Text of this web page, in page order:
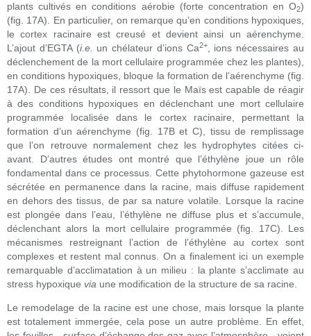
plants cultivés en conditions aérobie (forte concentration en O2)
(fig. 17A). En particulier, on remarque qu’en conditions hypoxiques,
le cortex racinaire est creusé et devient ainsi un aérenchyme.
L’ajout d’EGTA (i.e. un chélateur d’ions Ca2+, ions nécessaires au
déclenchement de la mort cellulaire programmée chez les plantes),
en conditions hypoxiques, bloque la formation de l’aérenchyme (fig.
17A). De ces résultats, il ressort que le Maïs est capable de réagir
à des conditions hypoxiques en déclenchant une mort cellulaire
programmée localisée dans le cortex racinaire, permettant la
formation d’un aérenchyme (fig. 17B et C), tissu de remplissage
que l’on retrouve normalement chez les hydrophytes citées ci-
avant. D’autres études ont montré que l’éthylène joue un rôle
fondamental dans ce processus. Cette phytohormone gazeuse est
sécrétée en permanence dans la racine, mais diffuse rapidement
en dehors des tissus, de par sa nature volatile. Lorsque la racine
est plongée dans l’eau, l’éthylène ne diffuse plus et s’accumule,
déclenchant alors la mort cellulaire programmée (fig. 17C). Les
mécanismes restreignant l’action de l’éthylène au cortex sont
complexes et restent mal connus. On a finalement ici un exemple
remarquable d’acclimatation à un milieu : la plante s’acclimate au
stress hypoxique via une modification de la structure de sa racine.
Le remodelage de la racine est une chose, mais lorsque la plante
est totalement immergée, cela pose un autre problème. En effet,